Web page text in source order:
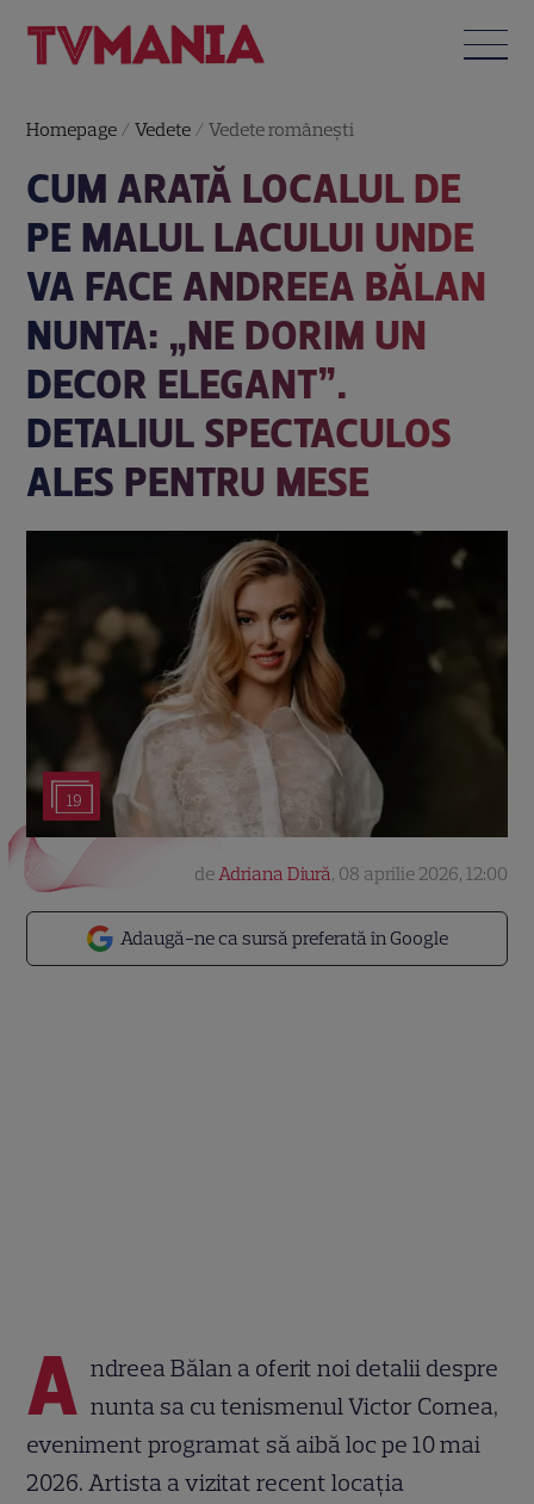
Homepage /Vedete /Vedete româneşti
CUM ARATĂ LOCALUL DE
PE MALUL LACULUI UNDE
VA FACE ANDREEA BĂLAN
NUNTA: „NE DORIM UN
DECOR ELEGANT”.
DETALIUL SPECTACULOS
ALES PENTRU MESE
19
Adaugă-ne ca sursă preferată în Google
deAdriana Diură, 08 aprilie 2026, 12:00
A ndreea Bălan a oferit noi detalii despre
nunta sa cu tenismenul Victor Cornea,
eveniment programat să aibă loc pe 10 mai
2026. Artista a vizitat recent locația